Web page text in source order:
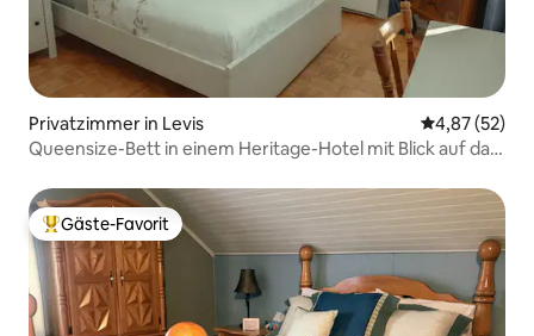
Privatzimmer in Levis
4,87 (52)
Queensize-Bett in einem Heritage-Hotel mit Blick auf das
Beliebter Gäste-Favorit.
Gäste-Favorit